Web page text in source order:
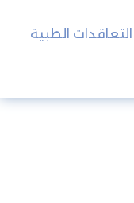
التعاقدات الطبية